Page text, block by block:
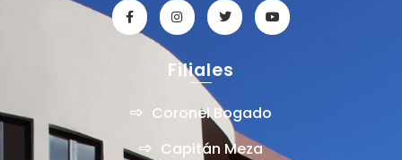
Filiales
Coronel Bogado
Capitán Meza